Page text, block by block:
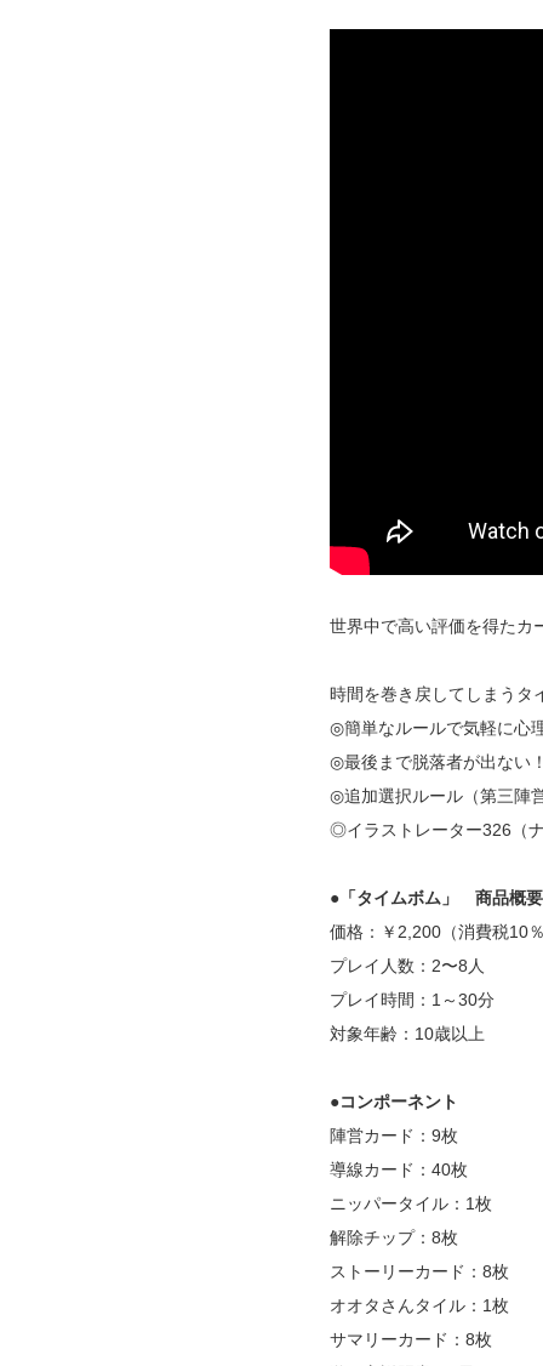
世界中で高い評価を得たカ
時間を巻き戻してしまうタ
◎簡単なルールで気軽に心
◎最後まで脱落者が出ない！
◎追加選択ルール（第三陣
◎イラストレーター326（
●「タイムボム」 商品概要
価格：￥2,200（消費税10％
プレイ人数：2〜8人
プレイ時間：1～30分
対象年齢：10歳以上
●コンポーネント
陣営カード：9枚
導線カード：40枚
ニッパータイル：1枚
解除チップ：8枚
ストーリーカード：8枚
オオタさんタイル：1枚
サマリーカード：8枚